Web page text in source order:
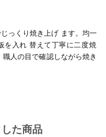
っくり焼き上げ ます。均一
を入れ 替えて丁寧に二度焼
人の目で確認しながら焼き
た商品